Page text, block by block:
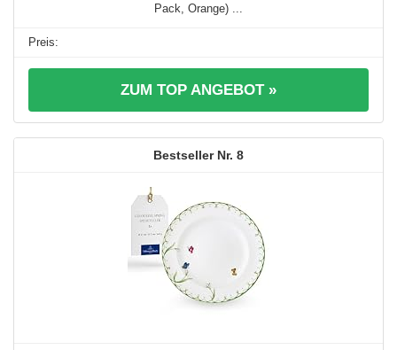
Pack, Orange) ...
ZUM TOP ANGEBOT »
8